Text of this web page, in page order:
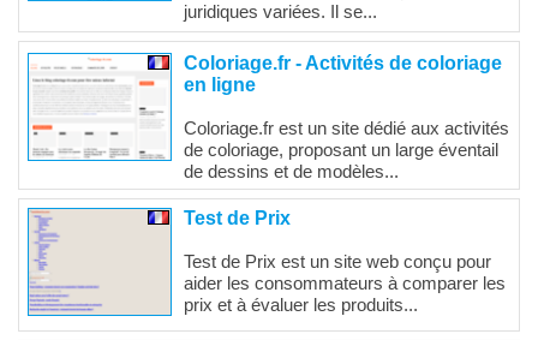
juridiques variées. Il se...
Coloriage.fr - Activités de coloriage
en ligne
Coloriage.fr est un site dédié aux activités
de coloriage, proposant un large éventail
de dessins et de modèles...
Test de Prix
Test de Prix est un site web conçu pour
aider les consommateurs à comparer les
prix et à évaluer les produits...